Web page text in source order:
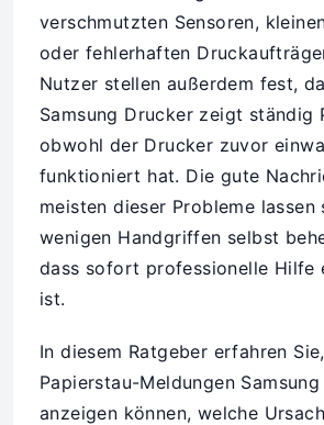
verschmutzten Sensoren,
oder fehlerhaften
Nutzer stellen außerdem fest,
Samsung Drucker zeigt ständig
obwohl der Drucker zuvor
funktioniert hat. Die gute
meisten dieser Probleme lassen
wenigen Handgriffen selbst
dass sofort professionelle Hilfe
ist.
In diesem Ratgeber erfahren
Papierstau-Meldungen
anzeigen können, welche